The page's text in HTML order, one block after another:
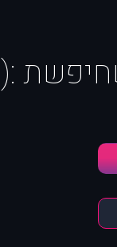
:(